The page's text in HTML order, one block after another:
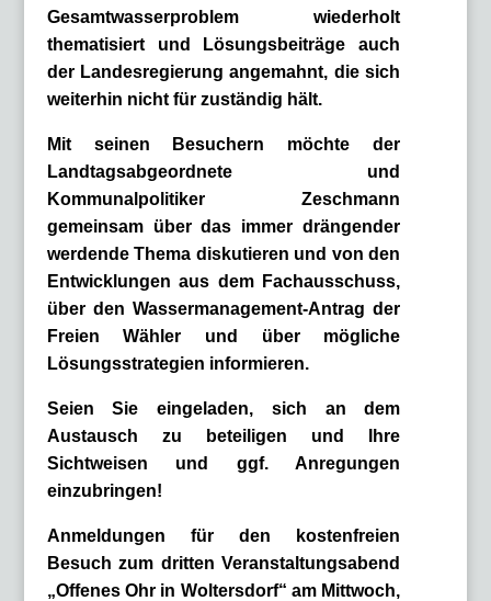
Gesamtwasserproblem wiederholt
thematisiert und Lösungsbeiträge auch
der Landesregierung angemahnt, die sich
weiterhin nicht für zuständig hält.
Mit seinen Besuchern möchte der
Landtagsabgeordnete und
Kommunalpolitiker Zeschmann
gemeinsam über das immer drängender
werdende Thema diskutieren und von den
Entwicklungen aus dem Fachausschuss,
über den Wassermanagement-Antrag der
Freien Wähler und über mögliche
Lösungsstrategien informieren.
Seien Sie eingeladen, sich an dem
Austausch zu beteiligen und Ihre
Sichtweisen und ggf. Anregungen
einzubringen!
Anmeldungen für den kostenfreien
Besuch zum dritten Veranstaltungsabend
„Offenes Ohr in Woltersdorf“ am Mittwoch,